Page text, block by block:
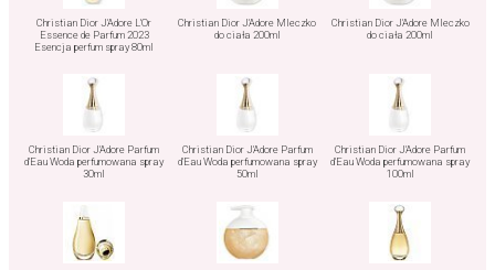
Christian Dior J'Adore L'Or
Essence de Parfum 2023
Esencja perfum spray 80ml
Christian Dior J'Adore Mleczko
do ciała 200ml
Christian Dior J'Adore Mleczko
do ciała 200ml
Christian Dior J'Adore Parfum
d'Eau Woda perfumowana spray
30ml
Christian Dior J'Adore Parfum
d'Eau Woda perfumowana spray
50ml
Christian Dior J'Adore Parfum
d'Eau Woda perfumowana spray
100ml